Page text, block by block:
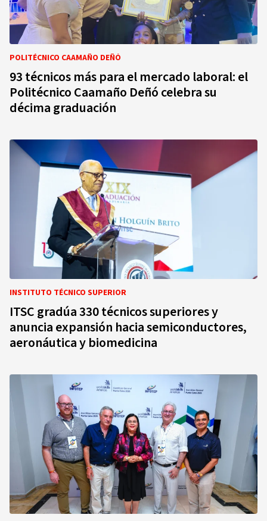
POLITÉCNICO CAAMAÑO DEÑÓ
93 técnicos más para el mercado laboral: el
Politécnico Caamaño Deñó celebra su
décima graduación
INSTITUTO TÉCNICO SUPERIOR
ITSC gradúa 330 técnicos superiores y
anuncia expansión hacia semiconductores,
aeronáutica y biomedicina